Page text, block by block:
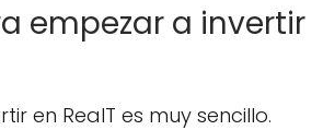
empezar a invertir
en RealT es muy sencillo.